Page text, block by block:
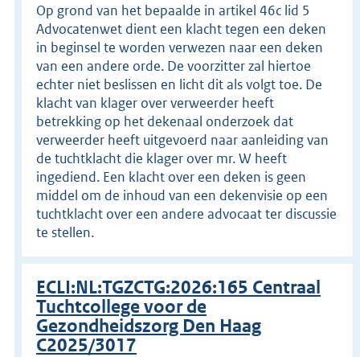
Op grond van het bepaalde in artikel 46c lid 5
Advocatenwet dient een klacht tegen een deken
in beginsel te worden verwezen naar een deken
van een andere orde. De voorzitter zal hiertoe
echter niet beslissen en licht dit als volgt toe. De
klacht van klager over verweerder heeft
betrekking op het dekenaal onderzoek dat
verweerder heeft uitgevoerd naar aanleiding van
de tuchtklacht die klager over mr. W heeft
ingediend. Een klacht over een deken is geen
middel om de inhoud van een dekenvisie op een
tuchtklacht over een andere advocaat ter discussie
te stellen.
ECLI:NL:TGZCTG:2026:165 Centraal
Tuchtcollege voor de
Gezondheidszorg Den Haag
C2025/3017